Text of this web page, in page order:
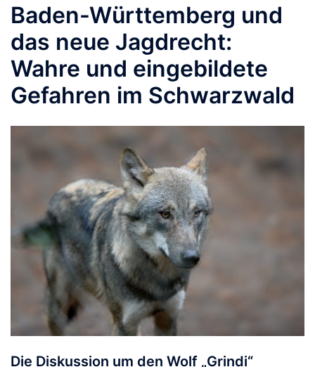
Baden-Württemberg und
das neue Jagdrecht:
Wahre und eingebildete
Gefahren im Schwarzwald
Die Diskussion um den Wolf „Grindi“